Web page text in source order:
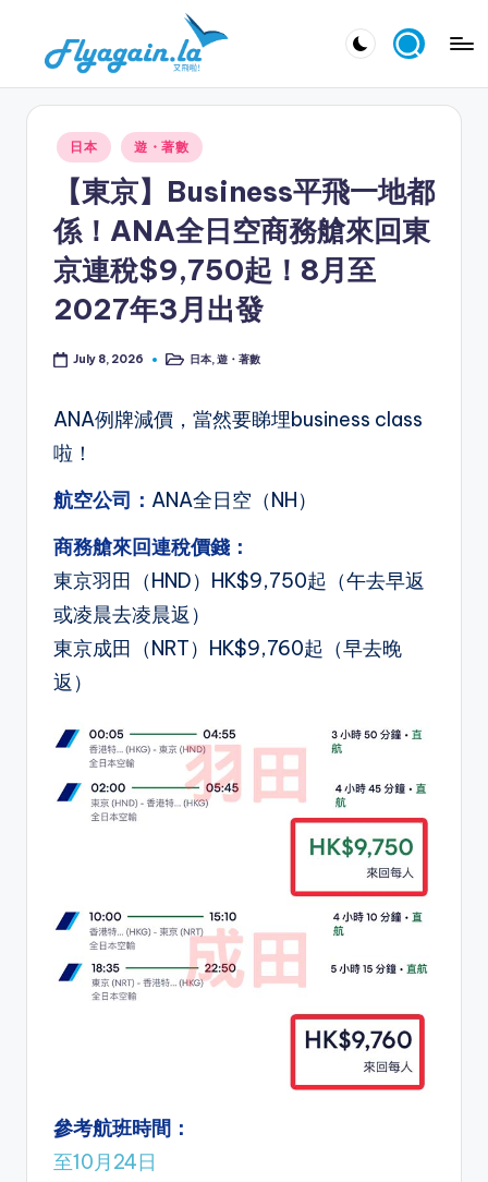
飛
Posted
in
日本 遊・著數
【東京】Business平飛一地都
係！ANA全日空商務艙來回東
京連稅$9,750起！8月至
2027年3月出發
July 8, 2026
Posted
日本 ,遊・著數
ANA例牌減價，當然要睇埋business class
啦！
航空公司： ANA全日空（NH）
商務艙來回連稅價錢：
東京羽田（HND）HK$9,750起（午去早返
或凌晨去凌晨返）
東京成田（NRT）HK$9,760起（早去晚
返）
參考航班時間：
至10月24日